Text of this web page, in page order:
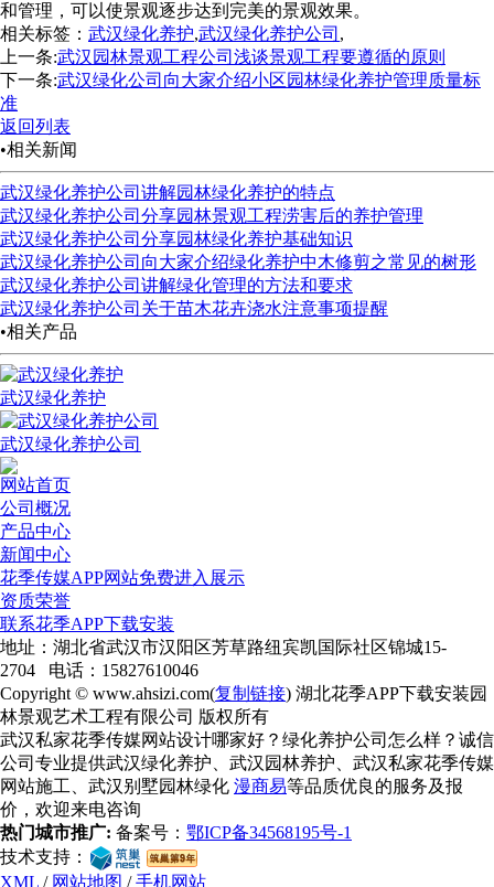
和管理，可以使景观逐步达到完美的景观效果。
相关标签： 武汉绿化养护,武汉绿化养护公司 ,
上一条:武汉园林景观工程公司浅谈景观工程要遵循的原则
下一条:武汉绿化公司向大家介绍小区园林绿化养护管理质量标
准
返回列表
•相关新闻
武汉绿化养护公司讲解园林绿化养护的特点
武汉绿化养护公司分享园林景观工程涝害后的养护管理
武汉绿化养护公司分享园林绿化养护基础知识
武汉绿化养护公司向大家介绍绿化养护中木修剪之常见的树形
武汉绿化养护公司讲解绿化管理的方法和要求
武汉绿化养护公司关于苗木花卉浇水注意事项提醒
•相关产品
武汉绿化养护
武汉绿化养护公司
网站首页
公司概况
产品中心
新闻中心
花季传媒APP网站免费进入展示
资质荣誉
联系花季APP下载安装
地址：湖北省武汉市汉阳区芳草路纽宾凯国际社区锦城15-
2704 电话：15827610046
Copyright © www.ahsizi.com(复制链接) 湖北花季APP下载安装园
林景观艺术工程有限公司 版权所有
武汉私家花季传媒网站设计哪家好？绿化养护公司怎么样？诚信
公司专业提供武汉绿化养护、武汉园林养护、武汉私家花季传媒
网站施工、武汉别墅园林绿化 漫商易等品质优良的服务及报
价，欢迎来电咨询
热门城市推广: 备案号： 鄂ICP备34568195号-1
技术支持：
XML / 网站地图 /手机网站